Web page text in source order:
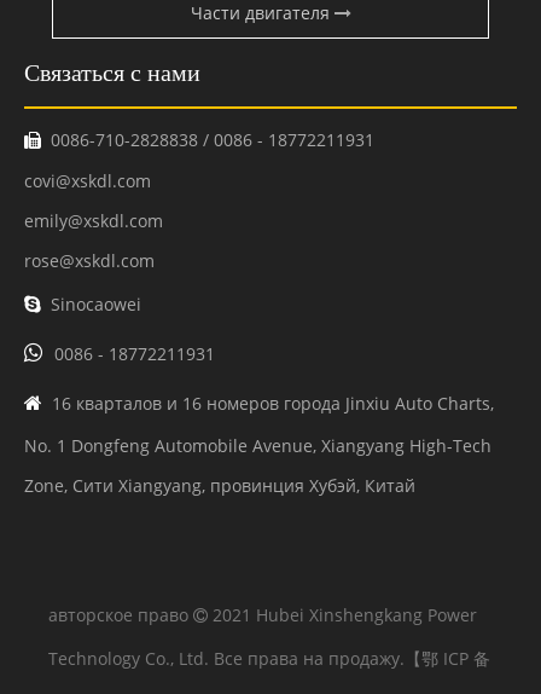
Части двигателя
Связаться с нами
 0086-710-2828838 / 0086 - 18772211931
covi@xskdl.com
emily@xskdl.com
rose@xskdl.com
 Sinocaowei
 0086 - 18772211931
 16 кварталов и 16 номеров города Jinxiu Auto Charts,
No. 1 Dongfeng Automobile Avenue, Xiangyang High-Tech
Zone, Сити Xiangyang, провинция Хубэй, Китай
авторское право  2021 Hubei Xinshengkang Power
Technology Co., Ltd. Все права на продажу. 【鄂 ICP 备